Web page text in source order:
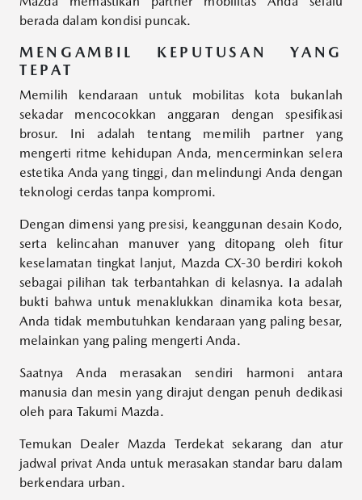
berada dalam kondisi puncak.
MENGAMBIL KEPUTUSAN YANG
TEPAT
Memilih kendaraan untuk mobilitas kota bukanlah
sekadar mencocokkan anggaran dengan spesifikasi
brosur. Ini adalah tentang memilih partner yang
mengerti ritme kehidupan Anda, mencerminkan selera
estetika Anda yang tinggi, dan melindungi Anda dengan
teknologi cerdas tanpa kompromi.
Dengan dimensi yang presisi, keanggunan desain Kodo,
serta kelincahan manuver yang ditopang oleh fitur
keselamatan tingkat lanjut, Mazda CX-30 berdiri kokoh
sebagai pilihan tak terbantahkan di kelasnya. Ia adalah
bukti bahwa untuk menaklukkan dinamika kota besar,
Anda tidak membutuhkan kendaraan yang paling besar,
melainkan yang paling mengerti Anda.
Saatnya Anda merasakan sendiri harmoni antara
manusia dan mesin yang dirajut dengan penuh dedikasi
oleh para Takumi Mazda.
Temukan Dealer Mazda Terdekat sekarang dan atur
jadwal privat Anda untuk merasakan standar baru dalam
berkendara urban.